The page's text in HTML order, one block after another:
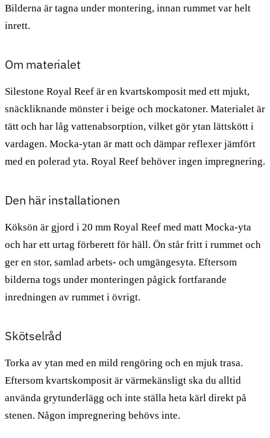
Bilderna är tagna under montering, innan rummet var helt
inrett.
Om materialet
Silestone Royal Reef är en kvartskomposit med ett mjukt,
snäckliknande mönster i beige och mockatoner. Materialet är
tätt och har låg vattenabsorption, vilket gör ytan lättskött i
vardagen. Mocka-ytan är matt och dämpar reflexer jämfört
med en polerad yta. Royal Reef behöver ingen impregnering.
Den här installationen
Köksön är gjord i 20 mm Royal Reef med matt Mocka-yta
och har ett urtag förberett för häll. Ön står fritt i rummet och
ger en stor, samlad arbets- och umgängesyta. Eftersom
bilderna togs under monteringen pågick fortfarande
inredningen av rummet i övrigt.
Skötselråd
Torka av ytan med en mild rengöring och en mjuk trasa.
Eftersom kvartskomposit är värmekänsligt ska du alltid
använda grytunderlägg och inte ställa heta kärl direkt på
stenen. Någon impregnering behövs inte.